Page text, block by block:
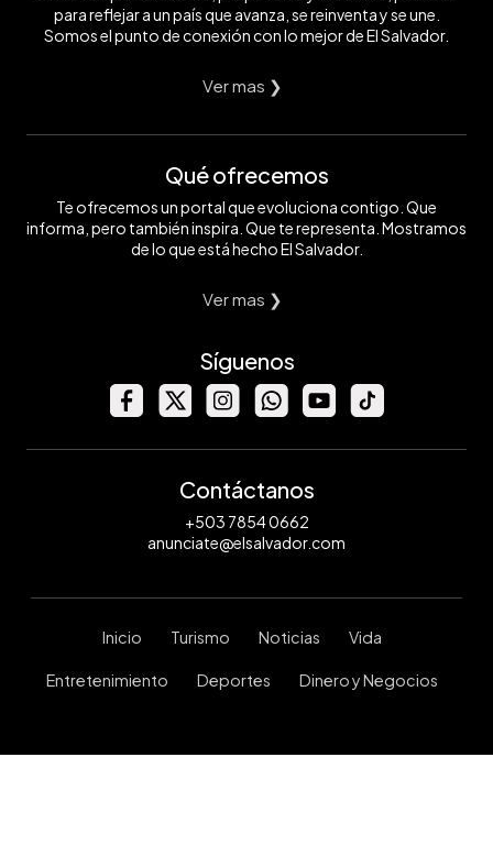
para reflejar a un país que avanza, se reinventa y se une.
Somos el punto de conexión con lo mejor de El Salvador.
Ver mas ❯
Qué ofrecemos
Te ofrecemos un portal que evoluciona contigo. Que
informa, pero también inspira. Que te representa. Mostramos
de lo que está hecho El Salvador.
Ver mas ❯
Síguenos
Contáctanos
+503 7854 0662
anunciate@elsalvador.com
Inicio Turismo Noticias Vida
Entretenimiento Deportes Dinero y Negocios